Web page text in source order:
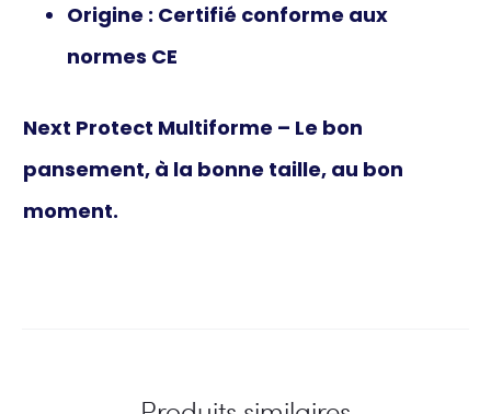
Origine : Certifié conforme aux
normes CE
Next Protect Multiforme – Le bon
pansement, à la bonne taille, au bon
moment.